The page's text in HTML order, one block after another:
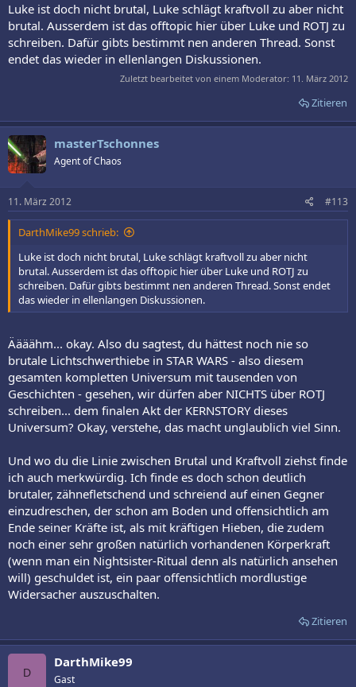
Luke ist doch nicht brutal, Luke schlägt kraftvoll zu aber nicht
brutal. Ausserdem ist das offtopic hier über Luke und ROTJ zu
schreiben. Dafür gibts bestimmt nen anderen Thread. Sonst
endet das wieder in ellenlangen Diskussionen.
Zuletzt bearbeitet von einem Moderator: 11. März 2012
Zitieren
masterTschonnes
Agent of Chaos
11. März 2012 #113
DarthMike99 schrieb:
Luke ist doch nicht brutal, Luke schlägt kraftvoll zu aber nicht
brutal. Ausserdem ist das offtopic hier über Luke und ROTJ zu
schreiben. Dafür gibts bestimmt nen anderen Thread. Sonst endet
das wieder in ellenlangen Diskussionen.
Äääähm... okay. Also du sagtest, du hättest noch nie so
brutale Lichtschwerthiebe in STAR WARS - also diesem
gesamten kompletten Universum mit tausenden von
Geschichten - gesehen, wir dürfen aber NICHTS über ROTJ
schreiben... dem finalen Akt der KERNSTORY dieses
Universum? Okay, verstehe, das macht unglaublich viel Sinn.
Und wo du die Linie zwischen Brutal und Kraftvoll ziehst finde
ich auch merkwürdig. Ich finde es doch schon deutlich
brutaler, zähnefletschend und schreiend auf einen Gegner
einzudreschen, der schon am Boden und offensichtlich am
Ende seiner Kräfte ist, als mit kräftigen Hieben, die zudem
noch einer sehr großen natürlich vorhandenen Körperkraft
(wenn man ein Nightsister-Ritual denn als natürlich ansehen
will) geschuldet ist, ein paar offensichtlich mordlustige
Widersacher auszuschalten.
Zitieren
D
DarthMike99
Gast